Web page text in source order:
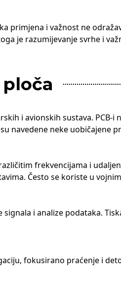
primjena i važnost ne
je razumijevanje svrhe i
i avionskih sustava. PCB-i
navedene neke uobičajene
frekvencijama i
Često se koriste u
i analize podataka.
fokusirano praćenje i